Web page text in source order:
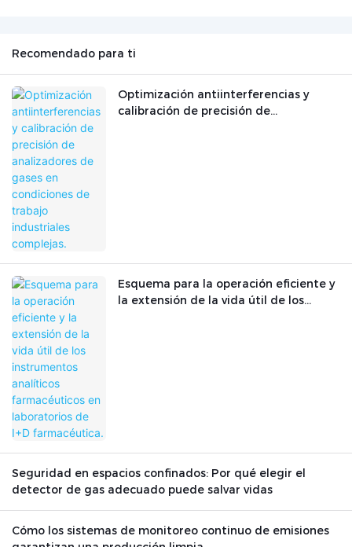
Recomendado para ti
Optimización antiinterferencias y
calibración de precisión de
Esquema para la operación eficiente y
la extensión de la vida útil de los
Seguridad en espacios confinados: Por qué elegir el
detector de gas adecuado puede salvar vidas
Cómo los sistemas de monitoreo continuo de emisiones